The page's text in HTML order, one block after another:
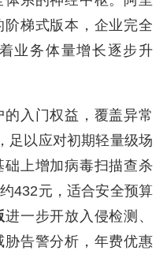
梯式版本，企业完全
业务体量增长逐步升
入门权益，覆盖异常
足以应对初期轻量级场
础上增加病毒扫描查杀
432元，适合安全预算
进一步开放入侵检测、
告警分析，年费优惠